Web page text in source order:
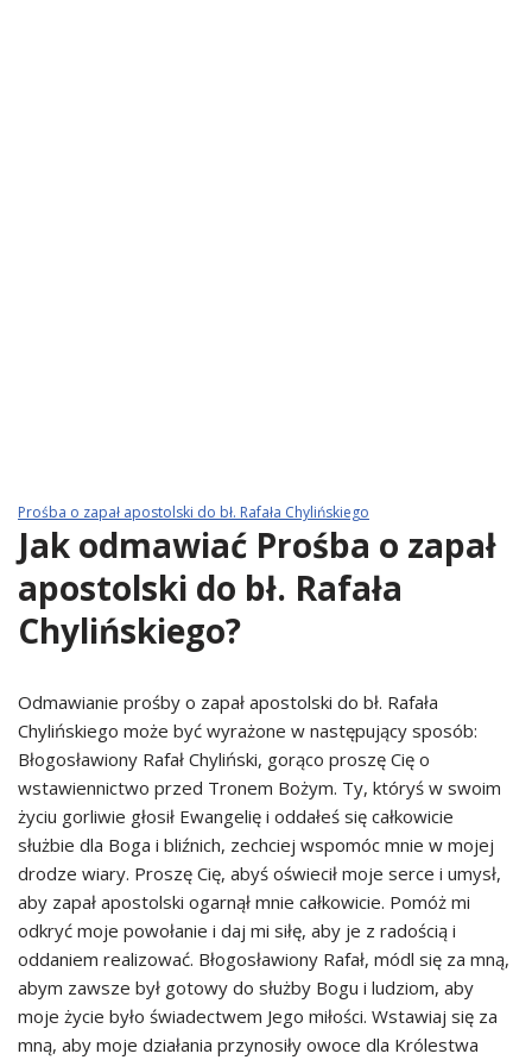
Prośba o zapał apostolski do bł. Rafała Chylińskiego
Jak odmawiać Prośba o zapał
apostolski do bł. Rafała
Chylińskiego?
Odmawianie prośby o zapał apostolski do bł. Rafała
Chylińskiego może być wyrażone w następujący sposób:
Błogosławiony Rafał Chyliński, gorąco proszę Cię o
wstawiennictwo przed Tronem Bożym. Ty, któryś w swoim
życiu gorliwie głosił Ewangelię i oddałeś się całkowicie
służbie dla Boga i bliźnich, zechciej wspomóc mnie w mojej
drodze wiary. Proszę Cię, abyś oświecił moje serce i umysł,
aby zapał apostolski ogarnął mnie całkowicie. Pomóż mi
odkryć moje powołanie i daj mi siłę, aby je z radością i
oddaniem realizować. Błogosławiony Rafał, módl się za mną,
abym zawsze był gotowy do służby Bogu i ludziom, aby
moje życie było świadectwem Jego miłości. Wstawiaj się za
mną, aby moje działania przynosiły owoce dla Królestwa